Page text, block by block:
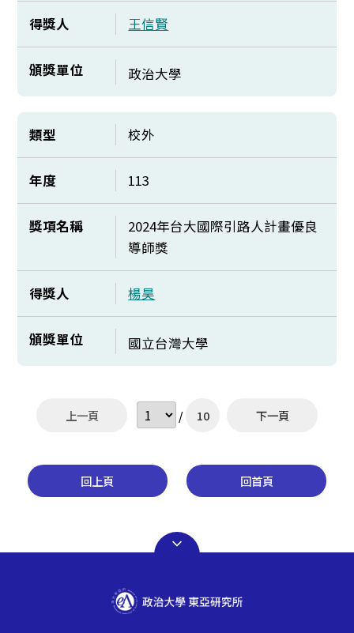
得獎人 王信賢
頒獎單位 政治大學
類型 校外
年度 113
獎項名稱
2024年台大國際引路人計畫優良
導師獎
得獎人 楊昊
頒獎單位 國立台灣大學
上一頁 / 10 下一頁
回上頁 回首頁